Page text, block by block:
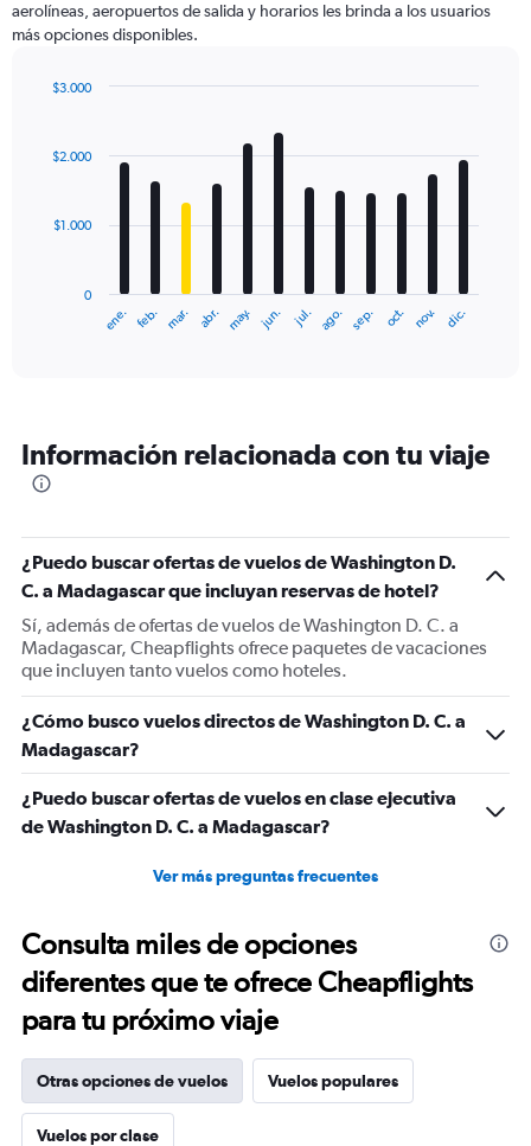
aerolíneas, aeropuertos de salida y horarios les brinda a los usuarios
más opciones disponibles.
with
12
The
categories.
The
Y
axis
displaying
values.
Range:
0
3000.
ene. feb. mar. abr. may. jun. jul. ago. sep. oct. nov. dic.
0
$1.000
$2.000
$3.000
Información relacionada con tu viaje
¿Puedo buscar ofertas de vuelos de Washington D.
C. a Madagascar que incluyan reservas de hotel?
Sí, además de ofertas de vuelos de Washington D. C. a
Madagascar, Cheapflights ofrece paquetes de vacaciones
que incluyen tanto vuelos como hoteles.
¿Cómo busco vuelos directos de Washington D. C. a
Madagascar?
¿Puedo buscar ofertas de vuelos en clase ejecutiva
de Washington D. C. a Madagascar?
Ver más preguntas frecuentes
Consulta miles de opciones
diferentes que te ofrece Cheapflights
para tu próximo viaje
Otras opciones de vuelos Vuelos populares
Vuelos por clase